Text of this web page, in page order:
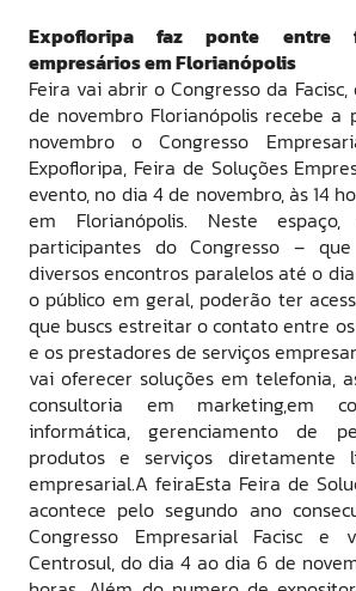
Expofloripa faz ponte entre
empresários em Florianópolis
Feira vai abrir o Congresso da
de novembro Florianópolis recebe
novembro o Congresso
Expofloripa, Feira de Soluções
evento, no dia 4 de novembro, às 14
em Florianópolis. Neste
participantes do Congresso –
diversos encontros paralelos até o
o público em geral, poderão ter
que buscs estreitar o contato entre
e os prestadores de serviços
vai oferecer soluções em telefonia,
consultoria em marketing,em
informática, gerenciamento de
produtos e serviços diretamente
empresarial.A feiraEsta Feira de
acontece pelo segundo ano
Congresso Empresarial Facisc e
Centrosul, do dia 4 ao dia 6 de